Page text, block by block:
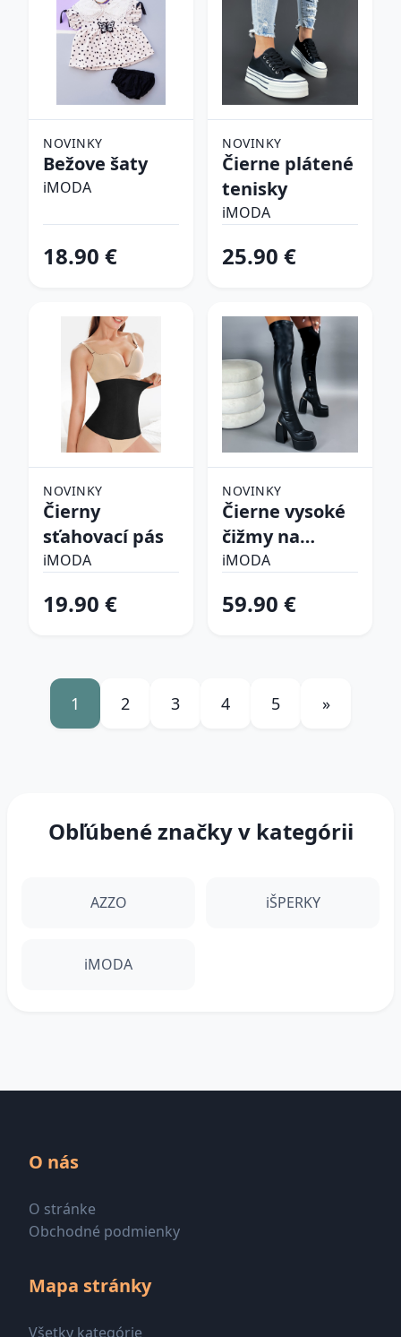
NOVINKY
Bežove šaty
iMODA
18.90 €
NOVINKY
Čierne plátené
tenisky
iMODA
25.90 €
NOVINKY
Čierny
sťahovací pás
iMODA
19.90 €
NOVINKY
Čierne vysoké
čižmy na
platforme
iMODA
59.90 €
1 2 3 4 5 »
Obľúbené značky v kategórii
AZZO iŠPERKY
iMODA
O nás
O stránke
Obchodné podmienky
Mapa stránky
Všetky kategórie